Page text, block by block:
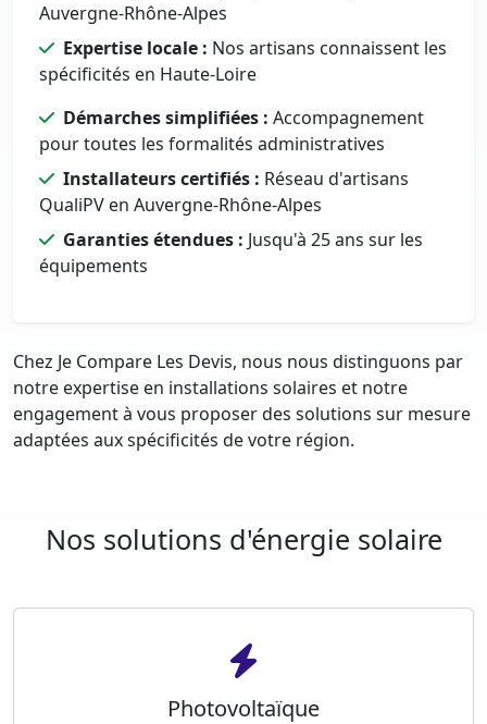
Auvergne-Rhône-Alpes
Expertise locale : Nos artisans connaissent les
spécificités en Haute-Loire
Démarches simplifiées : Accompagnement
pour toutes les formalités administratives
Installateurs certifiés : Réseau d'artisans
QualiPV en Auvergne-Rhône-Alpes
Garanties étendues : Jusqu'à 25 ans sur les
équipements
Chez Je Compare Les Devis, nous nous distinguons par
notre expertise en installations solaires et notre
engagement à vous proposer des solutions sur mesure
adaptées aux spécificités de votre région.
Nos solutions d'énergie solaire
Photovoltaïque